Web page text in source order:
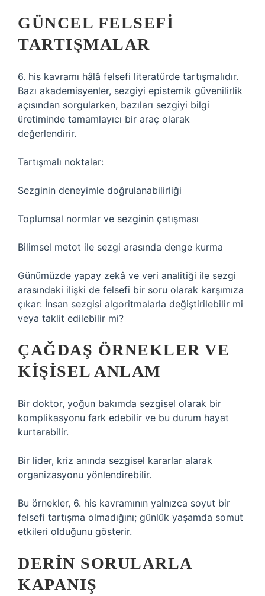
GÜNCEL FELSEFI
TARTIŞMALAR
6. his kavramı hâlâ felsefi literatürde tartışmalıdır.
Bazı akademisyenler, sezgiyi epistemik güvenilirlik
açısından sorgularken, bazıları sezgiyi bilgi
üretiminde tamamlayıcı bir araç olarak
değerlendirir.
Tartışmalı noktalar:
Sezginin deneyimle doğrulanabilirliği
Toplumsal normlar ve sezginin çatışması
Bilimsel metot ile sezgi arasında denge kurma
Günümüzde yapay zekâ ve veri analitiği ile sezgi
arasındaki ilişki de felsefi bir soru olarak karşımıza
çıkar: İnsan sezgisi algoritmalarla değiştirilebilir mi
veya taklit edilebilir mi?
ÇAĞDAŞ ÖRNEKLER VE
KIŞISEL ANLAM
Bir doktor, yoğun bakımda sezgisel olarak bir
komplikasyonu fark edebilir ve bu durum hayat
kurtarabilir.
Bir lider, kriz anında sezgisel kararlar alarak
organizasyonu yönlendirebilir.
Bu örnekler, 6. his kavramının yalnızca soyut bir
felsefi tartışma olmadığını; günlük yaşamda somut
etkileri olduğunu gösterir.
DERIN SORULARLA
KAPANIŞ